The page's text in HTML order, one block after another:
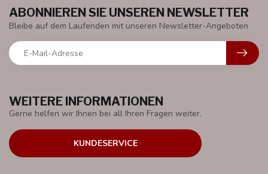
WEITERE INFORMATIONEN
Gerne helfen wir Ihnen bei all Ihren Fragen weiter.
KUNDESERVICE
ABONNIEREN SIE UNSEREN NEWSLETTER
Bleibe auf dem Laufenden mit unseren Newsletter-Angeboten